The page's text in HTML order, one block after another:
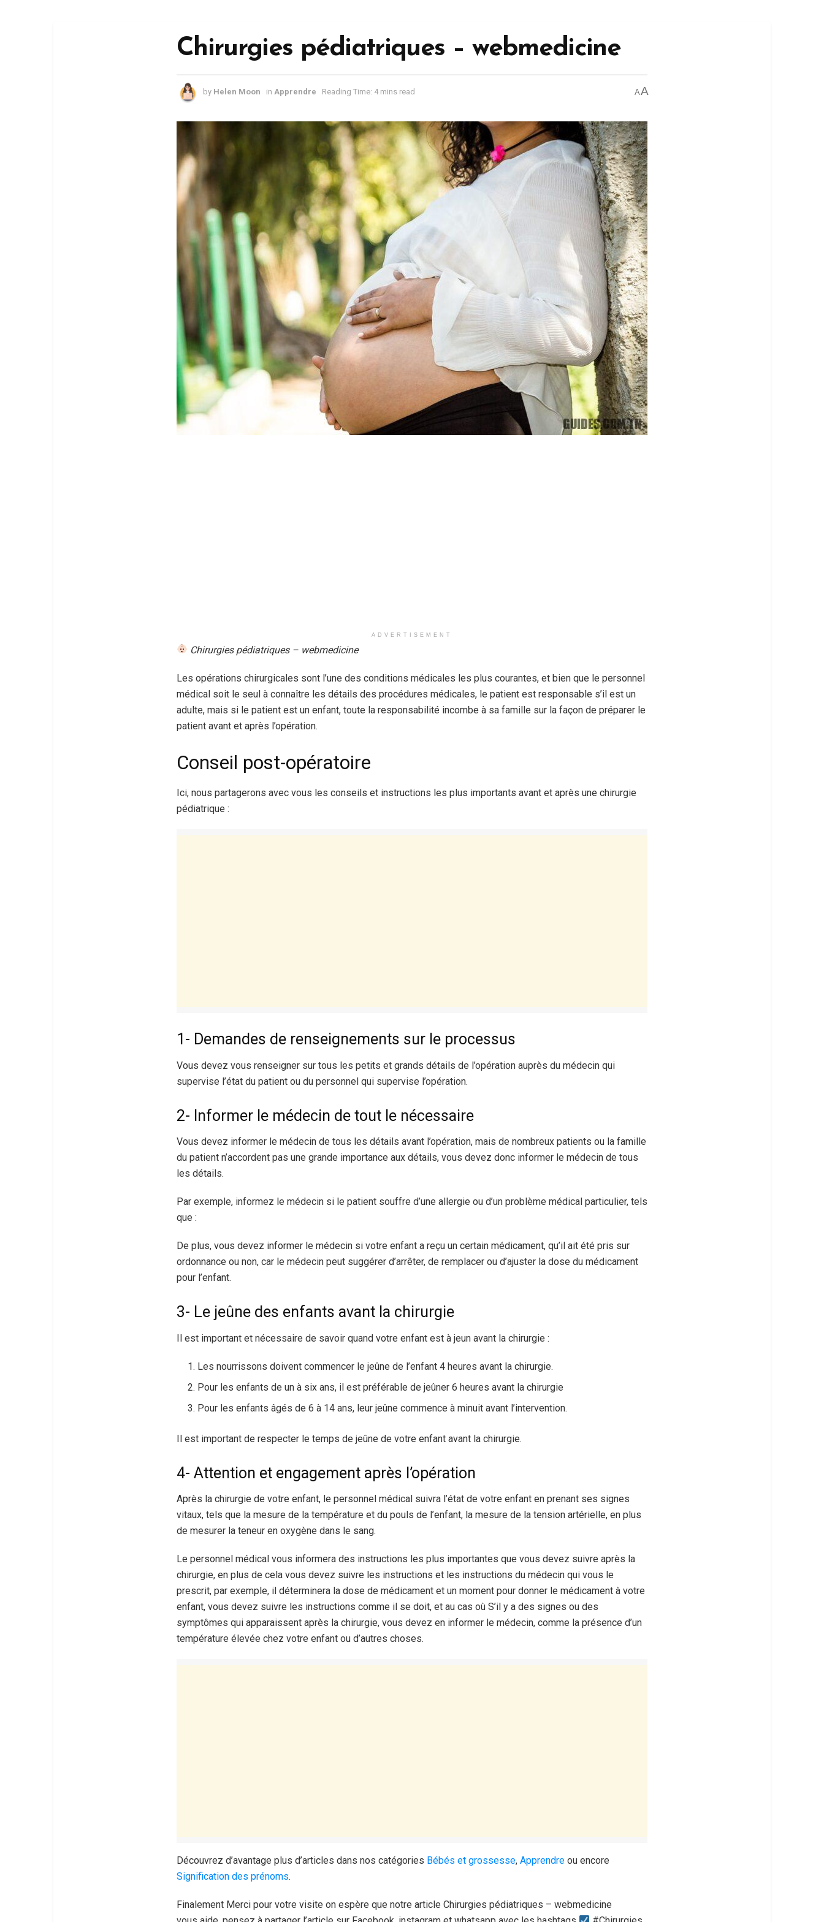
Chirurgies pédiatriques – webmedicine
by Helen Moon in Apprendre Reading Time: 4 mins read AA
ADVERTISEMENT
Chirurgies pédiatriques – webmedicine
Les opérations chirurgicales sont l’une des conditions médicales les plus courantes, et bien que le personnel
médical soit le seul à connaître les détails des procédures médicales, le patient est responsable s’il est un
adulte, mais si le patient est un enfant, toute la responsabilité incombe à sa famille sur la façon de préparer le
patient avant et après l’opération.
Conseil post-opératoire
Ici, nous partagerons avec vous les conseils et instructions les plus importants avant et après une chirurgie
pédiatrique :
1- Demandes de renseignements sur le processus
Vous devez vous renseigner sur tous les petits et grands détails de l’opération auprès du médecin qui
supervise l’état du patient ou du personnel qui supervise l’opération.
2- Informer le médecin de tout le nécessaire
Vous devez informer le médecin de tous les détails avant l’opération, mais de nombreux patients ou la famille
du patient n’accordent pas une grande importance aux détails, vous devez donc informer le médecin de tous
les détails.
Par exemple, informez le médecin si le patient souffre d’une allergie ou d’un problème médical particulier, tels
que :
De plus, vous devez informer le médecin si votre enfant a reçu un certain médicament, qu’il ait été pris sur
ordonnance ou non, car le médecin peut suggérer d’arrêter, de remplacer ou d’ajuster la dose du médicament
pour l’enfant.
3- Le jeûne des enfants avant la chirurgie
Il est important et nécessaire de savoir quand votre enfant est à jeun avant la chirurgie :
Les nourrissons doivent commencer le jeûne de l’enfant 4 heures avant la chirurgie.
Pour les enfants de un à six ans, il est préférable de jeûner 6 heures avant la chirurgie
Pour les enfants âgés de 6 à 14 ans, leur jeûne commence à minuit avant l’intervention.
Il est important de respecter le temps de jeûne de votre enfant avant la chirurgie.
4- Attention et engagement après l’opération
Après la chirurgie de votre enfant, le personnel médical suivra l’état de votre enfant en prenant ses signes
vitaux, tels que la mesure de la température et du pouls de l’enfant, la mesure de la tension artérielle, en plus
de mesurer la teneur en oxygène dans le sang.
Le personnel médical vous informera des instructions les plus importantes que vous devez suivre après la
chirurgie, en plus de cela vous devez suivre les instructions et les instructions du médecin qui vous le
prescrit, par exemple, il déterminera la dose de médicament et un moment pour donner le médicament à votre
enfant, vous devez suivre les instructions comme il se doit, et au cas où S’il y a des signes ou des
symptômes qui apparaissent après la chirurgie, vous devez en informer le médecin, comme la présence d’un
température élevée chez votre enfant ou d’autres choses.
Découvrez d’avantage plus d’articles dans nos catégories Bébés et grossesse, Apprendre ou encore
Signification des prénoms.
Finalement Merci pour votre visite on espère que notre article Chirurgies pédiatriques – webmedicine